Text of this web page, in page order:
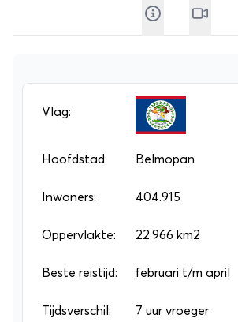
voortzetten in het binnenland,
bezienswaardigheden vindt.
goed in Belize, want rond Altun
vind je fraaie ruïnes uit de tijd dat
scepter zwaaide in het land. Ook
natuurparken waar je van de
Vlag:
Hoofdstad: Belmopan
Inwoners: 404.915
Oppervlakte: 22.966 km2
Beste reistijd: februari t/m april
Tijdsverschil: 7 uur vroeger